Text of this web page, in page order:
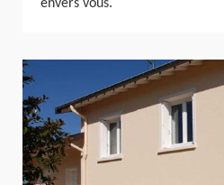
envers vous.